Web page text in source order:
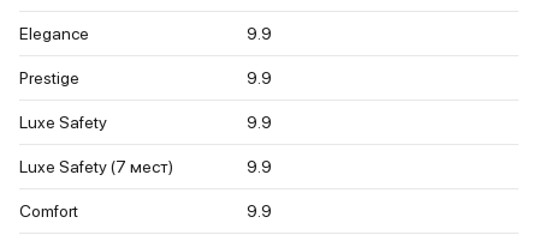
Elegance 9.9
Prestige 9.9
Luxe Safety 9.9
Luxe Safety (7 мест) 9.9
Comfort 9.9